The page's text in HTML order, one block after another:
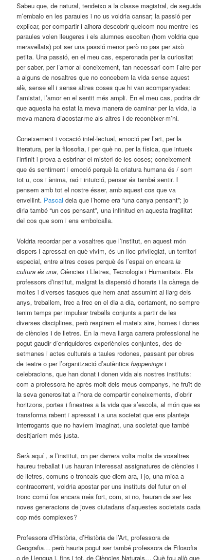
Sabeu que, de natural, tendeixo a la classe magistral, de seguida
m’embalo en les paraules i no us voldria cansar; la passió per
explicar, per compartir i alhora descobrir quelcom nou mentre les
paraules volen lleugeres i els alumnes escolten (hom voldria que
meravellats) pot ser una passió menor però no pas per això
petita. Una passió, en el meu cas, esperonada per la curiositat
per saber, per l’amor al coneixement, tan necessari com l’aire per
a alguns de nosaltres que no concebem la vida sense aquest
alè, sense ell i sense altres coses que hi van acompanyades:
l’amistat, l’amor en el sentit més ampli. En el meu cas, podria dir
que aquesta ha estat la meva manera de caminar per la vida, la
meva manera d’acostar-me als altres i de reconèixer-m’hi.
Coneixement i vocació intel·lectual, emoció per l’art, per la
literatura, per la filosofia, i per què no, per la física, que intueix
l’infinit i prova a esbrinar el misteri de les coses; coneixement
que és sentiment i emoció perquè la criatura humana és / som
tot u, cos i ànima, raó i intuïció, pensar és també sentir. I
pensem amb tot el nostre ésser, amb aquest cos que va
envellint. Pascal deia que l’home era “una canya pensant”; jo
diria també “un cos pensant”, una infinitud en aquesta fragilitat
del cos que som i ens embolcalla.
Voldria recordar per a vosaltres que l’institut, en aquest món
dispers i apressat en què vivim, és un lloc privilegiat, un territori
especial, entre altres coses perquè és l’espai on encarala
cultura és una, Ciències i Lletres, Tecnologia i Humanitats. Els
professors d’institut, malgrat la dispersió d’horaris i la càrrega de
moltes i diverses tasques que hem anat assumint al llarg dels
anys, treballem, frec a frec en el dia a dia, certament, no sempre
tenim temps per impulsar treballs conjunts a partir de les
diverses disciplines, però respirem el mateix aire, homes i dones
de ciències i de lletres. En la meva llarga carrera professional he
pogut gaudir d’enriquidores experiències conjuntes, des de
setmanes i actes culturals a taules rodones, passant per obres
de teatre o per l’organització d’autènticshappenings i
celebracions, que han donat i donen vida als nostres instituts:
com a professora he après molt dels meus companys, he fruït de
la seva generositat a l’hora de compartir coneixements, d’obrir
horitzons, portes i finestres a la vida que s’escola, al món que es
transforma rabent i apressat i a una societat que ens planteja
interrogants que no havíem imaginat, una societat que també
desitjaríem més justa.
Serà aquí , a l’institut, on per darrera volta molts de vosaltres
haureu treballat i us hauran interessat assignatures de ciències i
de lletres, comuns o troncals que diem ara, i jo, una mica a
contracorrent, voldria apostar per uns instituts del futur on el
tronc comú fos encara més fort, com, si no, hauran de ser les
noves generacions de joves ciutadans d’aquestes societats cada
cop més complexes?
Professora d’Història, d’Història de l’Art, professora de
Geografia… però hauria pogut ser també professora de Filosofia
o de Llengua i, fins i tot, de Ciències Naturals… Què fou allò que